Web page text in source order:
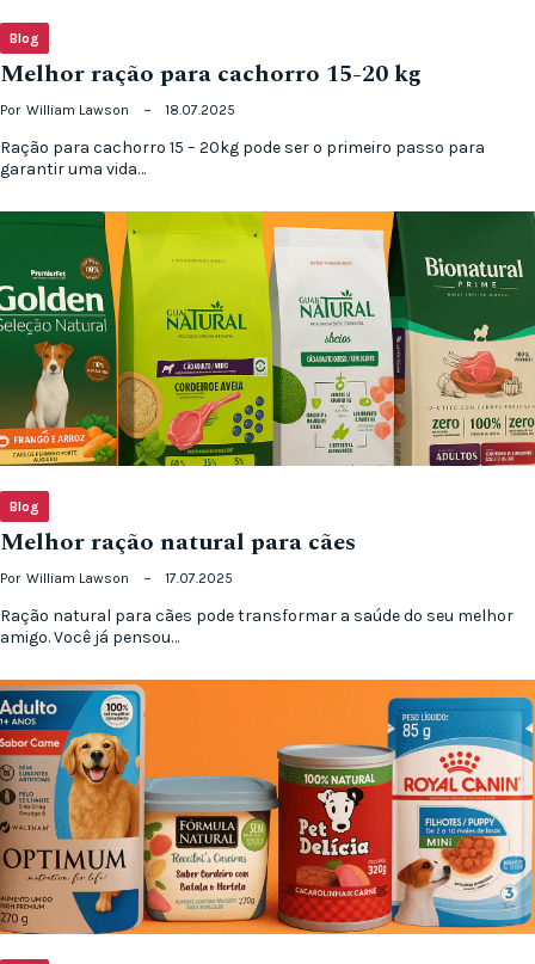
Blog
Melhor ração para cachorro 15-20 kg
Por William Lawson 18.07.2025
Ração para cachorro 15 – 20kg pode ser o primeiro passo para
garantir uma vida…
Blog
Melhor ração natural para cães
Por William Lawson 17.07.2025
Ração natural para cães pode transformar a saúde do seu melhor
amigo. Você já pensou…